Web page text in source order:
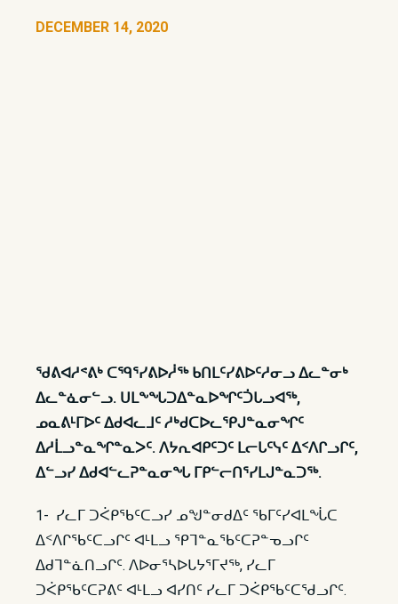
DECEMBER 14, 2020
ᖁᕕᐊᓱᕝᕕᒃ ᑕᙯᕐᓯᕕᐅᓲᖅ ᑲᑎᒪᑦᓯᕕᐅᑦᓱᓂᓗ ᐃᓚᓐᓂᒃ
ᐃᓚᓐᓈᓂᓪᓗ. ᑌᒪᖕᖓᑐᐃᓐᓇᐅᖏᑦᑑᒐᓗᐊᖅ,
ᓄᓇᕕᒻᒥᐅᑦ ᐃᑯᐊᓚᒧᑦ ᓱᒃᑯᑕᐅᓚᕿᒍᓐᓇᓂᖏᑦ
ᐃᓱᒫᓗᓐᓇᖏᓐᓇᐳᑦ. ᐱᔭᕆᐊᑭᑦᑐᑦ ᒪᓕᒐᑦᓭᑦ ᐃᑉᐱᒋᓗᒋᑦ,
ᐃᓪᓗᓯ ᐃᑯᐊᓪᓚᕈᓐᓇᓂᖓ ᒥᑭᓪᓕᑎᕐᓯᒪᒍᓐᓇᑐᖅ.
1- ᓯᓚᒥ ᑐᐹᑭᖃᑦᑕᓗᓯ ᓄᖑᓐᓂᑯᐃᑦ ᖃᒥᑦᓯᐊᒪᖔᑕ
ᐃᑉᐱᒋᖃᑦᑕᓗᒋᑦ ᐊᒻᒪᓗ ᕿᒣᓐᓇᖃᑦᑕᕈᓐᓀᓗᒋᑦ
ᐃᑯᒣᓐᓈᑎᓗᒋᑦ. ᐱᐅᓂᕐᓴᐅᒐᔭᕐᒥᔪᖅ, ᓯᓚᒥ
ᑐᐹᑭᖃᑦᑕᕈᕕᑦ ᐊᒻᒪᓗ ᐊᓯᑎᑦ ᓯᓚᒥ ᑐᐹᑭᖃᑦᑕᖁᓗᒋᑦ.